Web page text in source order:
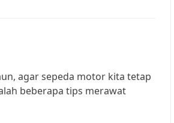
agar sepeda motor kita tetap
beberapa tips merawat